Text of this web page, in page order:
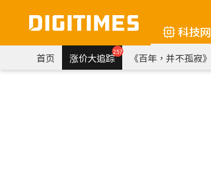
科技网
首页 涨价大追踪257 《百年，并不孤寂